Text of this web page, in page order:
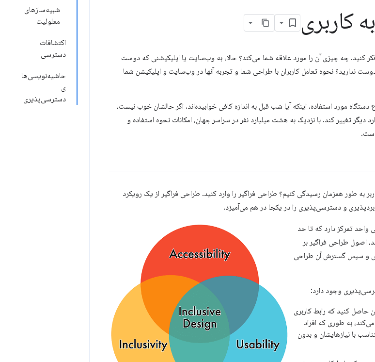
شبیه‌سازهای
معلولیت
اکتشافات
دسترسی
حاشیه‌نویسی‌ها
ی
دسترسی‌پذیری
کاربری
کنید. چه چیزی آن را مورد علاقه شما می‌کند؟ حالا، به وب‌سایت یا اپلیکیشنی که دوست
ندارید؟ نحوه تعامل کاربران با طراحی شما و تجربه آنها در وب‌سایت و اپلیکیشن شما
مورد استفاده، اینکه آیا شب قبل به اندازه کافی خوابیده‌اند، اگر حالشان خوب نیست،
دیگر تغییر کند. با نزدیک به هشت میلیارد نفر در سراسر جهان، امکانات نحوه استفاده و
به طور همزمان رسیدگی کنیم؟ طراحی فراگیر را وارد کنید. طراحی فراگیر از یک رویکرد
و دسترسی‌پذیری را در یکجا در هم می‌آمیزد.
تمرکز دارد که تا حد
اصول طراحی فراگیر بر
و سپس گسترش آن طراحی
وجود دارد:
حاصل کنید که رابط کاربری
به طوری که افراد
با نیازهایشان و بدون